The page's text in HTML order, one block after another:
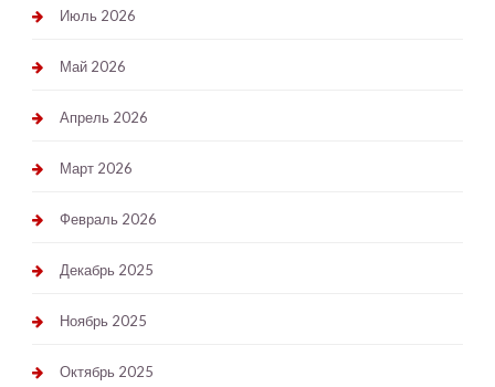
Июль 2026
Май 2026
Апрель 2026
Март 2026
Февраль 2026
Декабрь 2025
Ноябрь 2025
Октябрь 2025